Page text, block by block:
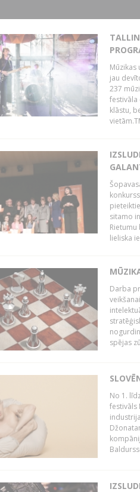
Mūzikas
jau
237
festivāla
klāstu,
sitamo
lieliska
Darba
spējas
No 1.
festivāls